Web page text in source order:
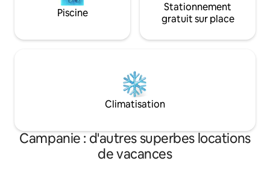
Piscine
Stationnement
gratuit sur place
Climatisation
Campanie : d'autres superbes locations
de vacances